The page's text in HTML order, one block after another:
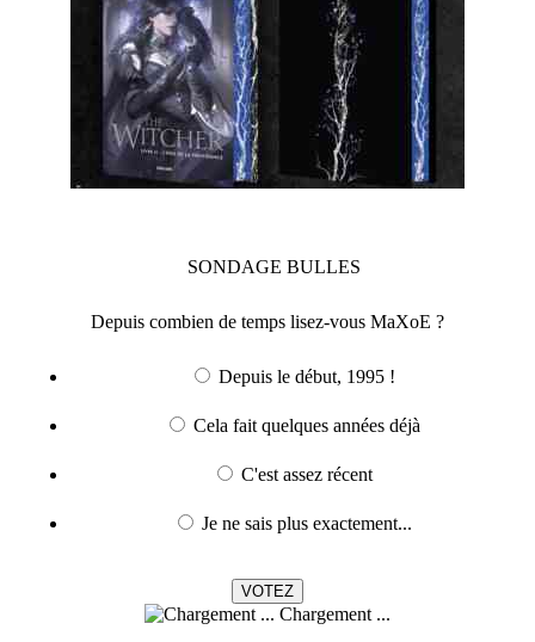
SONDAGE BULLES
Depuis combien de temps lisez-vous MaXoE ?
Depuis le début, 1995 !
Cela fait quelques années déjà
C'est assez récent
Je ne sais plus exactement...
Chargement ...